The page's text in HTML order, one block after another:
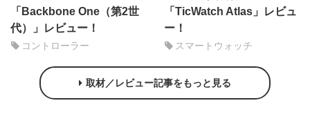
「Backbone One（第2世
代）」レビュー！
コントローラー
「TicWatch Atlas」レビュ
ー！
スマートウォッチ
取材／レビュー記事をもっと見る